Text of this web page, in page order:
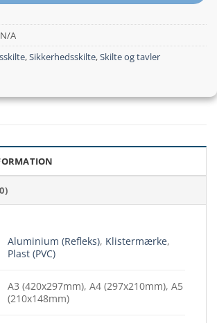
N/A
,Sikkerhedsskilte,Skilte og tavler
Aluminium (Refleks), Klistermærke,
Plast (PVC)
A3 (420x297mm), A4 (297x210mm), A5
(210x148mm)